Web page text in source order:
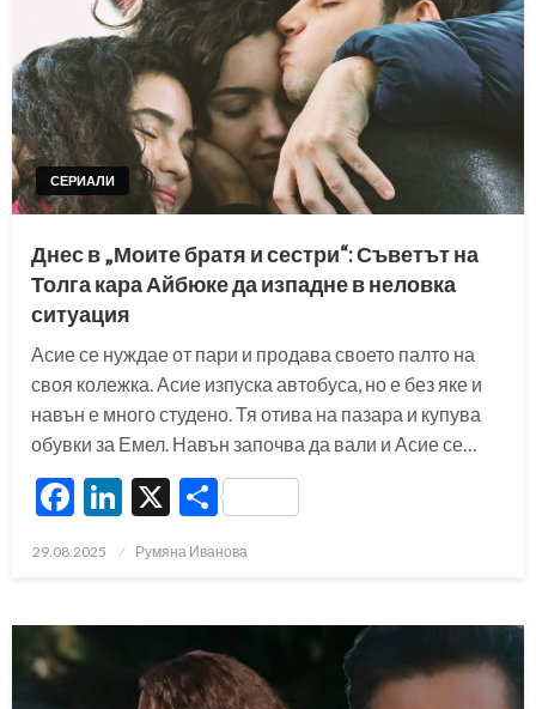
СЕРИАЛИ
Днес в „Моите братя и сестри“: Съветът на
Толга кара Айбюке да изпадне в неловка
ситуация
Асие се нуждае от пари и продава своето палто на
своя колежка. Асие изпуска автобуса, но е без яке и
навън е много студено. Тя отива на пазара и купува
обувки за Емел. Навън започва да вали и Асие се…
Facebook
LinkedIn
X Share
Posted
29.08.2025 Румяна Иванова